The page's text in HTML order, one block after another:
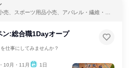
売、スポーツ用品小売、アパレル・繊維・ス
ン:総合職1Dayオープ
仕事にしてみませんか？
10月・11月 1日